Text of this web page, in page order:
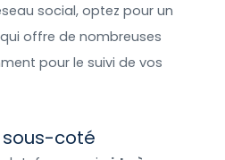
social, optez pour un
offre de nombreuses
pour le suivi de vos
sous-coté